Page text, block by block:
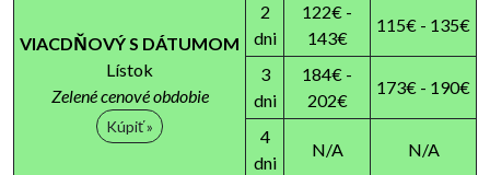
VIACDŇOVÝ S DÁTUMOM
Lístok
Zelené cenové obdobie
Kúpiť »
2
dni
122€ -
143€
115€ - 135€
3
dni
184€ -
202€
173€ - 190€
4
dni
N/A N/A